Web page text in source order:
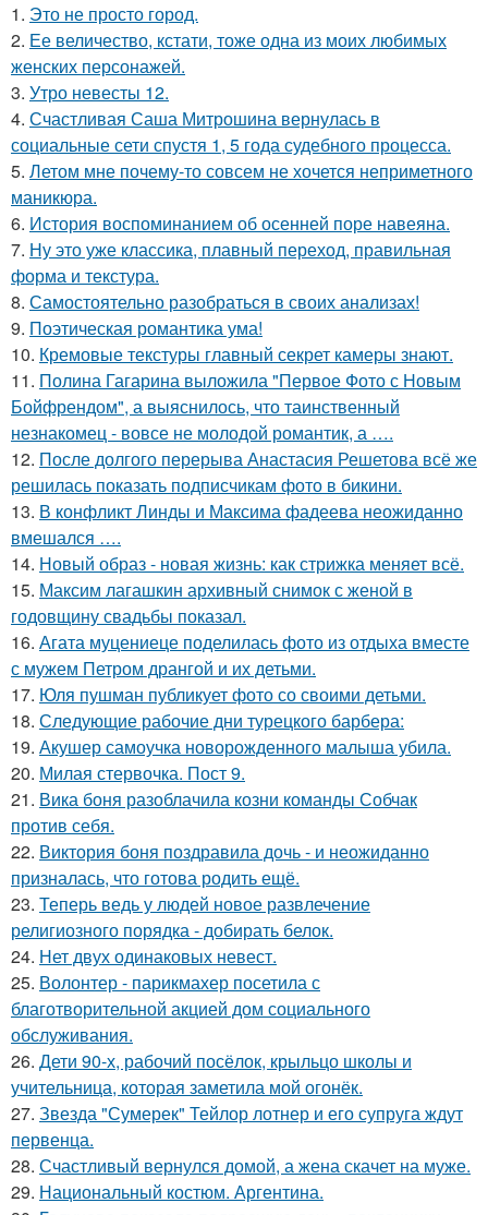
1. Это не просто город.
2. Ее величество, кстати, тоже одна из моих любимых
женских персонажей.
3. Утро невесты 12.
4. Счастливая Саша Митрошина вернулась в
социальные сети спустя 1, 5 года судебного процесса.
5. Летом мне почему-то совсем не хочется неприметного
маникюра.
6. История воспоминанием об осенней поре навеяна.
7. Ну это уже классика, плавный переход, правильная
форма и текстура.
8. Самостоятельно разобраться в своих анализах!
9. Поэтическая романтика ума!
10. Кремовые текстуры главный секрет камеры знают.
11. Полина Гагарина выложила "Первое Фото с Новым
Бойфрендом", а выяснилось, что таинственный
незнакомец - вовсе не молодой романтик, а ….
12. После долгого перерыва Анастасия Решетова всё же
решилась показать подписчикам фото в бикини.
13. В конфликт Линды и Максима фадеева неожиданно
вмешался ….
14. Новый образ - новая жизнь: как стрижка меняет всё.
15. Максим лагашкин архивный снимок с женой в
годовщину свадьбы показал.
16. Агата муцениеце поделилась фото из отдыха вместе
с мужем Петром дрангой и их детьми.
17. Юля пушман публикует фото со своими детьми.
18. Следующие рабочие дни турецкого барбера:
19. Акушер самоучка новорожденного малыша убила.
20. Милая стервочка. Пост 9.
21. Вика боня разоблачила козни команды Собчак
против себя.
22. Виктория боня поздравила дочь - и неожиданно
призналась, что готова родить ещё.
23. Теперь ведь у людей новое развлечение
религиозного порядка - добирать белок.
24. Нет двух одинаковых невест.
25. Волонтер - парикмахер посетила с
благотворительной акцией дом социального
обслуживания.
26. Дети 90-х, рабочий посёлок, крыльцо школы и
учительница, которая заметила мой огонёк.
27. Звезда "Сумерек" Тейлор лотнер и его супруга ждут
первенца.
28. Счастливый вернулся домой, а жена скачет на муже.
29. Национальный костюм. Аргентина.